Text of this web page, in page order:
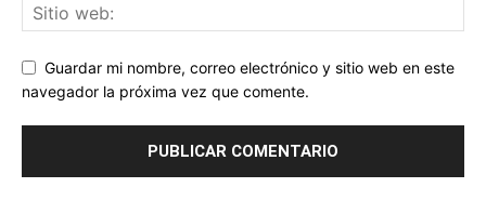
Guardar mi nombre, correo electrónico y sitio web en este
navegador la próxima vez que comente.